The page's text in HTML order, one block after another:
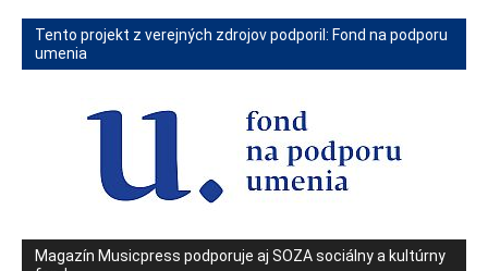
Tento projekt z verejných zdrojov podporil: Fond na podporu
umenia
Magazín Musicpress podporuje aj SOZA sociálny a kultúrny